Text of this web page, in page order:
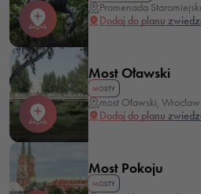
Promenada
Dodaj do planu
Most Oławski
MOSTY
most Oławski, Wrocław
Dodaj do planu
Most Pokoju
MOSTY